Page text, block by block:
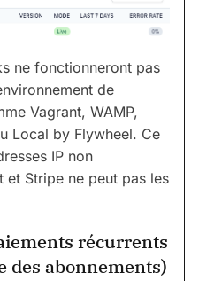
ne fonctionneront pas
de
Vagrant, WAMP,
Local by Flywheel. Ce
IP non
et Stripe ne peut pas les
récurrents
des abonnements)